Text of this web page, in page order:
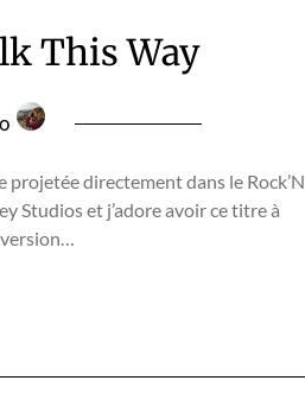
This Way
projetée directement dans le Rock’N
Studios et j’adore avoir ce titre à
version…